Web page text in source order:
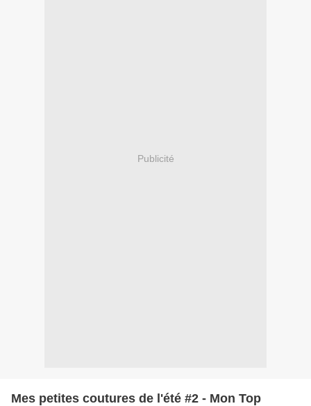
Publicité
Mes petites coutures de l'été #2 - Mon Top